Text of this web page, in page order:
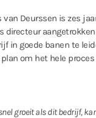
van Deurssen is zes
directeur
in goede banen te
om het hele proces
groeit als dit bedrijf,